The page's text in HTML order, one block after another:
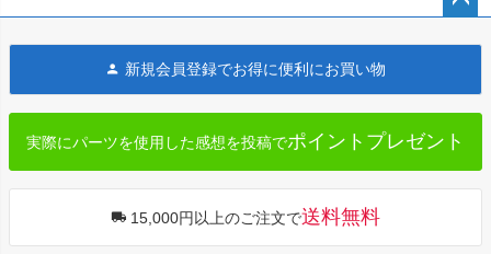
へ
新規会員登録でお得に便利にお買い物
実際にパーツを使用した感想を投稿でポイントプレゼント
15,000円以上のご注文で送料無料